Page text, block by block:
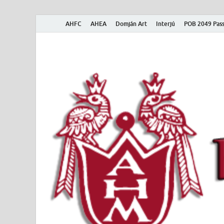
AHFC AHEA Domján Art Interjú POB 2049
American